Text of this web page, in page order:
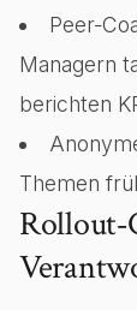
Managern
berichten
Themen